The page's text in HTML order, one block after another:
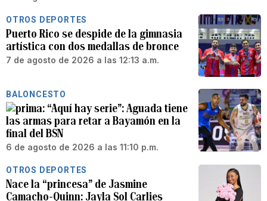
OTROS DEPORTES
Puerto Rico se despide de la gimnasia
artística con dos medallas de bronce
7 de agosto de 2026 a las 12:13 a.m.
BALONCESTO
“Aquí hay serie”: Aguada tiene
las armas para retar a Bayamón en la
final del BSN
6 de agosto de 2026 a las 11:10 p.m.
OTROS DEPORTES
Nace la “princesa” de Jasmine
Camacho-Quinn: Jayla Sol Carlies